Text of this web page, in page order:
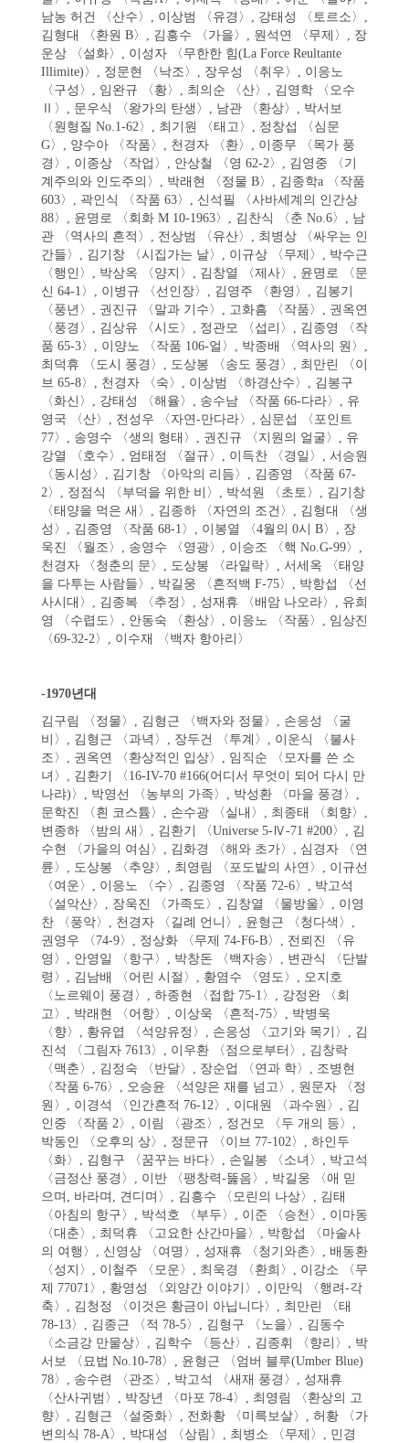
남농 허건 〈산수〉, 이상범 〈유경〉, 강태성 〈토르소〉,
김형대 〈환원 B〉, 김흥수 〈가을〉, 원석연 〈무제〉, 장
운상 〈설화〉, 이성자 〈무한한 힘(La Force Reultante
Illimite)〉, 정문현 〈낙조〉, 장우성 〈취우〉, 이응노
〈구성〉, 임완규 〈황〉, 최의순 〈산〉, 김영학 〈오수
Ⅱ〉, 문우식 〈왕가의 탄생〉, 남관 〈환상〉, 박서보
〈원형질 No.1-62〉, 최기원 〈태고〉, 정창섭 〈심문
G〉, 양수아 〈작품〉, 천경자 〈환〉, 이종무 〈목가 풍
경〉, 이종상 〈작업〉, 안상철 〈영 62-2〉, 김영중 〈기
계주의와 인도주의〉, 박래현 〈정물 B〉, 김종학a 〈작품
603〉, 곽인식 〈작품 63〉, 신석필 〈사바세계의 인간상
88〉, 윤명로 〈회화 M 10-1963〉, 김찬식 〈춘 No.6〉, 남
관 〈역사의 흔적〉, 전상범 〈유산〉, 최병상 〈싸우는 인
간들〉, 김기창 〈시집가는 날〉, 이규상 〈무제〉, 박수근
〈행인〉, 박상옥 〈양지〉, 김창열 〈제사〉, 윤명로 〈문
신 64-1〉, 이병규 〈선인장〉, 김영주 〈환영〉, 김봉기
〈풍년〉, 권진규 〈말과 기수〉, 고화흠 〈작품〉, 권옥연
〈풍경〉, 김상유 〈시도〉, 정관모 〈섭리〉, 김종영 〈작
품 65-3〉, 이양노 〈작품 106-얼〉, 박종배 〈역사의 원〉,
최덕휴 〈도시 풍경〉, 도상봉 〈송도 풍경〉, 최만린 〈이
브 65-8〉, 천경자 〈숙〉, 이상범 〈하경산수〉, 김봉구
〈화신〉, 강태성 〈해율〉, 송수남 〈작품 66-다라〉, 유
영국 〈산〉, 전성우 〈자연-만다라〉, 심문섭 〈포인트
77〉, 송영수 〈생의 형태〉, 권진규 〈지원의 얼굴〉, 유
강열 〈호수〉, 엄태정 〈절규〉, 이득찬 〈경일〉, 서승원
〈동시성〉, 김기창 〈아악의 리듬〉, 김종영 〈작품 67-
2〉, 정점식 〈부덕을 위한 비〉, 박석원 〈초토〉, 김기창
〈태양을 먹은 새〉, 김종하 〈자연의 조건〉, 김형대 〈생
성〉, 김종영 〈작품 68-1〉, 이봉열 〈4월의 0시 B〉, 장
욱진 〈월조〉, 송영수 〈영광〉, 이승조 〈핵 No.G-99〉,
천경자 〈청춘의 문〉, 도상봉 〈라일락〉, 서세옥 〈태양
을 다투는 사람들〉, 박길웅 〈흔적백 F-75〉, 박항섭 〈선
사시대〉, 김종복 〈추정〉, 성재휴 〈배암 나오라〉, 유희
영 〈수렵도〉, 안동숙 〈환상〉, 이응노 〈작품〉, 임상진
〈69-32-2〉, 이수재 〈백자 항아리〉
-1970년대
김구림 〈정물〉, 김형근 〈백자와 정물〉, 손응성 〈굴
비〉, 김형근 〈과녁〉, 장두건 〈투계〉, 이운식 〈불사
조〉, 권옥연 〈환상적인 입상〉, 임직순 〈모자를 쓴 소
녀〉, 김환기 〈16-IV-70 #166(어디서 무엇이 되어 다시 만
나랴)〉, 박영선 〈농부의 가족〉, 박성환 〈마을 풍경〉,
문학진 〈흰 코스튬〉, 손수광 〈실내〉, 최종태 〈회향〉,
변종하 〈밤의 새〉, 김환기 〈Universe 5-Ⅳ-71 #200〉, 김
수현 〈가을의 여심〉, 김화경 〈해와 초가〉, 심경자 〈연
륜〉, 도상봉 〈추양〉, 최영림 〈포도밭의 사연〉, 이규선
〈여운〉, 이응노 〈수〉, 김종영 〈작품 72-6〉, 박고석
〈설악산〉, 장욱진 〈가족도〉, 김창열 〈물방울〉, 이영
찬 〈풍악〉, 천경자 〈길례 언니〉, 윤형근 〈청다색〉,
권영우 〈74-9〉, 정상화 〈무제 74-F6-B〉, 전뢰진 〈유
영〉, 안영일 〈항구〉, 박창돈 〈백자송〉, 변관식 〈단발
령〉, 김남배 〈어린 시절〉, 황염수 〈영도〉, 오지호
〈노르웨이 풍경〉, 하종현 〈접합 75-1〉, 강정완 〈회
고〉, 박래현 〈어항〉, 이상욱 〈흔적-75〉, 박병욱
〈향〉, 황유엽 〈석양유정〉, 손응성 〈고기와 목기〉, 김
진석 〈그림자 7613〉, 이우환 〈점으로부터〉, 김창락
〈맥춘〉, 김정숙 〈반달〉, 장순업 〈연과 학〉, 조병현
〈작품 6-76〉, 오승윤 〈석양은 재를 넘고〉, 원문자 〈정
원〉, 이경석 〈인간흔적 76-12〉, 이대원 〈과수원〉, 김
인중 〈작품 2〉, 이림 〈광조〉, 정건모 〈두 개의 등〉,
박동인 〈오후의 상〉, 정문규 〈이브 77-102〉, 하인두
〈화〉, 김형구 〈꿈꾸는 바다〉, 손일봉 〈소녀〉, 박고석
〈금정산 풍경〉, 이반 〈팽창력-뚫음〉, 박길웅 〈애 믿
으며, 바라며, 견디며〉, 김흥수 〈모린의 나상〉, 김태
〈아침의 항구〉, 박석호 〈부두〉, 이준 〈승천〉, 이마동
〈대춘〉, 최덕휴 〈고요한 산간마을〉, 박항섭 〈마술사
의 여행〉, 신영상 〈여명〉, 성재휴 〈청기와촌〉, 배동환
〈성지〉, 이철주 〈모운〉, 최욱경 〈환희〉, 이강소 〈무
제 77071〉, 황영성 〈외양간 이야기〉, 이만익 〈행려-각
축〉, 김청정 〈이것은 황금이 아닙니다〉, 최만린 〈태
78-13〉, 김종근 〈적 78-5〉, 김형구 〈노을〉, 김동수
〈소금강 만물상〉, 김학수 〈등산〉, 김종휘 〈향리〉, 박
서보 〈묘법 No.10-78〉, 윤형근 〈엄버 블루(Umber Blue)
78〉, 송수련 〈관조〉, 박고석 〈새재 풍경〉, 성재휴
〈산사귀범〉, 박장년 〈마포 78-4〉, 최영림 〈환상의 고
향〉, 김형근 〈설중화〉, 전화황 〈미륵보살〉, 허황 〈가
변의식 78-A〉, 박대성 〈상림〉, 최병소 〈무제〉, 민경